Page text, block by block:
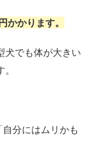
かります。
犬でも体が大きい
分にはムリかも